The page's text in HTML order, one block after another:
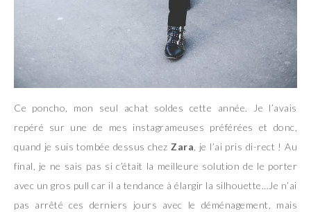
Ce poncho, mon seul achat soldes cette année. Je l’avais
repéré sur une de mes instagrameuses préférées et donc,
quand je suis tombée dessus chez Zara , je l’ai pris di-rect ! Au
final, je ne sais pas si c’était la meilleure solution de le porter
avec un gros pull car il a tendance à élargir la silhouette…Je n’ai
pas arrêté ces derniers jours avec le déménagement, mais